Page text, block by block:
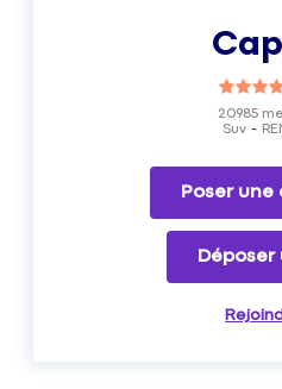
Suv
20985
Poser
Déposer